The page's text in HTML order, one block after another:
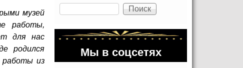
музей
работы,
для нас
родился
работы из
Поиск
Мы в соцсетях